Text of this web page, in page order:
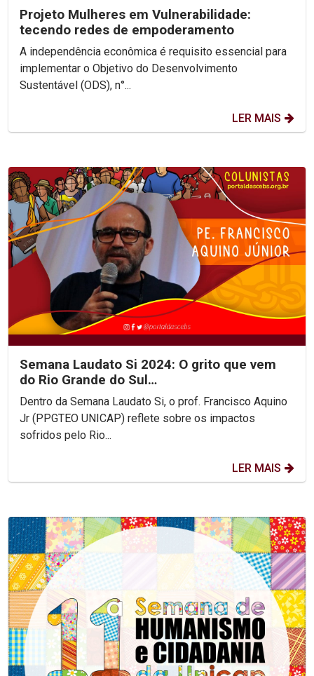
Projeto Mulheres em Vulnerabilidade:
tecendo redes de empoderamento
A independência econômica é requisito essencial para
implementar o Objetivo do Desenvolvimento
Sustentável (ODS), n°...
LER MAIS
Semana Laudato Si 2024: O grito que vem
do Rio Grande do Sul…
Dentro da Semana Laudato Si, o prof. Francisco Aquino
Jr (PPGTEO UNICAP) reflete sobre os impactos
sofridos pelo Rio...
LER MAIS